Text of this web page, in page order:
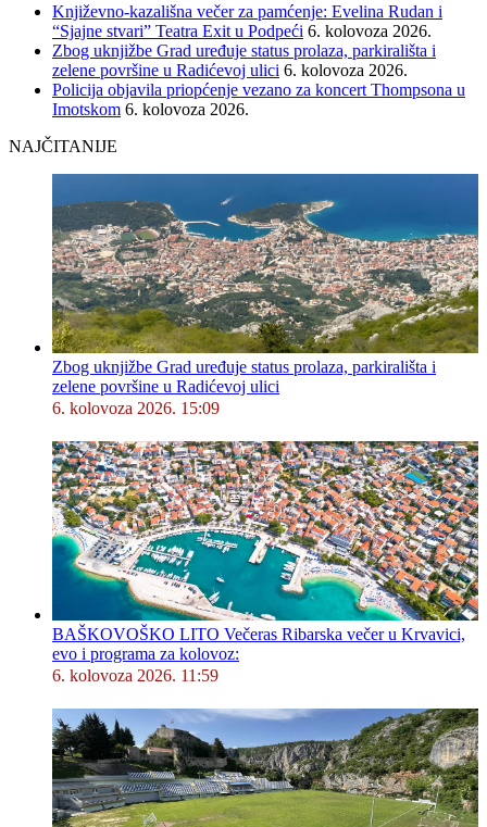
Književno-kazališna večer za pamćenje: Evelina Rudan i
“Sjajne stvari” Teatra Exit u Podpeći 6. kolovoza 2026.
Zbog uknjižbe Grad uređuje status prolaza, parkirališta i
zelene površine u Radićevoj ulici 6. kolovoza 2026.
Policija objavila priopćenje vezano za koncert Thompsona u
Imotskom 6. kolovoza 2026.
NAJČITANIJE
Zbog uknjižbe Grad uređuje status prolaza, parkirališta i
zelene površine u Radićevoj ulici
6. kolovoza 2026. 15:09
BAŠKOVOŠKO LITO Večeras Ribarska večer u Krvavici,
evo i programa za kolovoz:
6. kolovoza 2026. 11:59